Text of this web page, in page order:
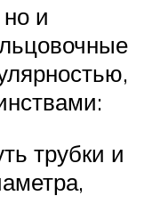
и
трубки и